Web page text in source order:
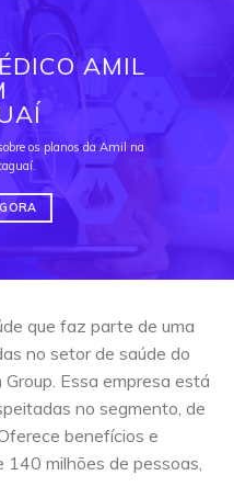
AMIL
os planos da Amil na
que faz parte de uma
no setor de saúde do
Essa empresa está
no segmento, de
benefícios e
milhões de pessoas,